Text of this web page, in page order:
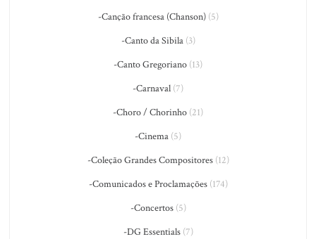
-Canção francesa (Chanson)(5)
-Canto da Sibila(3)
-Canto Gregoriano (13)
-Carnaval (7)
-Choro / Chorinho (21)
-Cinema (5)
-Coleção Grandes Compositores(12)
-Comunicados e Proclamações(174)
-Concertos(5)
-DG Essentials(7)